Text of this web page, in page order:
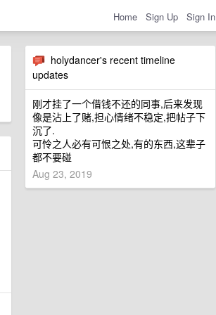
Home Sign Up Sign In
holydancer's recent timeline
updates
刚才挂了一个借钱不还的同事,后来发现
像是沾上了赌,担心情绪不稳定,把帖子下
沉了.
可怜之人必有可恨之处,有的东西,这辈子
都不要碰
Aug 23, 2019